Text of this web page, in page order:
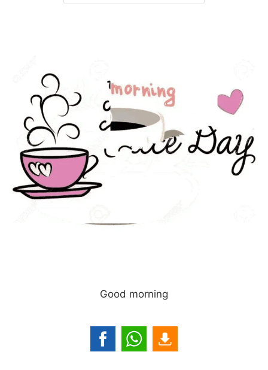
Good morning